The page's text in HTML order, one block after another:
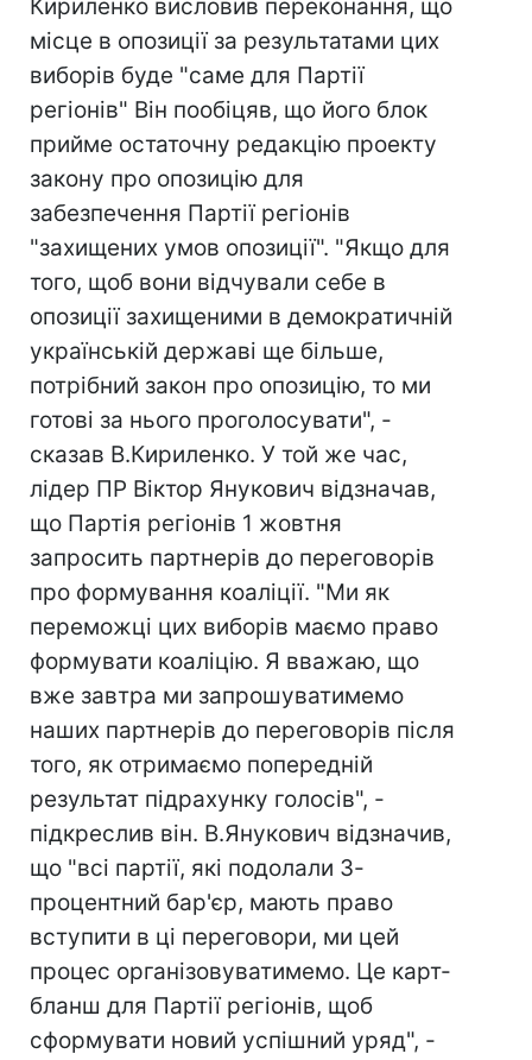
Кириленко висловив переконання, що
місце в опозиції за результатами цих
виборів буде "саме для Партії
регіонів" Він пообіцяв, що його блок
прийме остаточну редакцію проекту
закону про опозицію для
забезпечення Партії регіонів
"захищених умов опозиції". "Якщо для
того, щоб вони відчували себе в
опозиції захищеними в демократичній
українській державі ще більше,
потрібний закон про опозицію, то ми
готові за нього проголосувати", -
сказав В.Кириленко. У той же час,
лідер ПР Віктор Янукович відзначав,
що Партія регіонів 1 жовтня
запросить партнерів до переговорів
про формування коаліції. "Ми як
переможці цих виборів маємо право
формувати коаліцію. Я вважаю, що
вже завтра ми запрошуватимемо
наших партнерів до переговорів після
того, як отримаємо попередній
результат підрахунку голосів", -
підкреслив він. В.Янукович відзначив,
що "всі партії, які подолали 3-
процентний бар'єр, мають право
вступити в ці переговори, ми цей
процес організовуватимемо. Це карт-
бланш для Партії регіонів, щоб
сформувати новий успішний уряд", -